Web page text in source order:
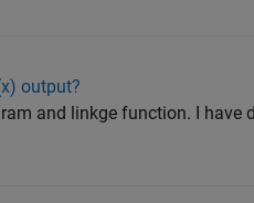
output?
and linkge function. I